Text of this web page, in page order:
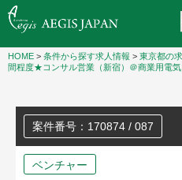
HOME > 条件から探す求人情報 > 東京都の
間程度★コンサル営業（新宿）＠商業用電
案件番号：170874 / 087
ベンチャー